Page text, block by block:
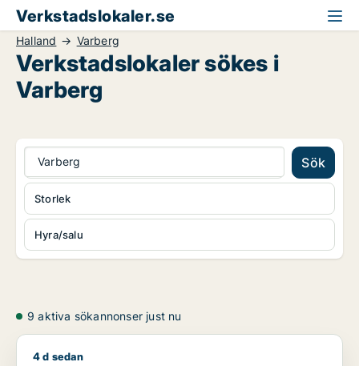
Verkstadslokaler.se
Halland Varberg
Verkstadslokaler sökes i
Varberg
Varberg Sök
Hyra/salu
Storlek
9 aktiva sökannonser just nu
Jag söker kontor, lager, industrilokal, kontorsplats,
4 d sedan